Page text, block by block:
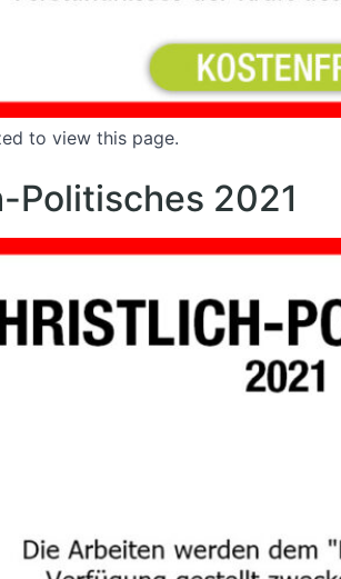
to view this page.
Politisches 2021